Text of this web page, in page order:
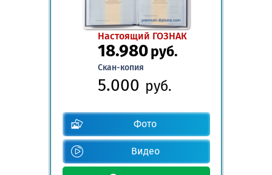
Настоящий ГОЗНАК
18.980руб.
Скан-копия
5.000 руб.
Фото
Видео